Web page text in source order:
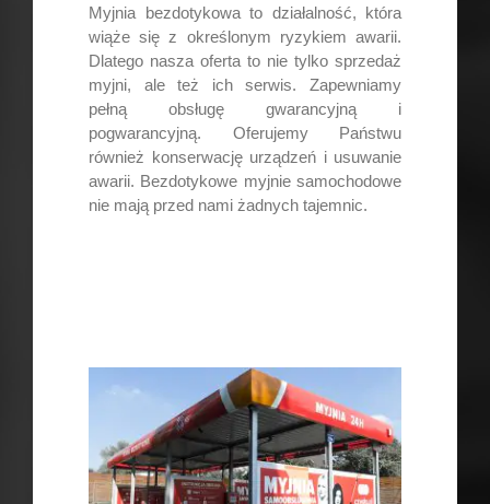
Myjnia bezdotykowa to działalność, która
wiąże się z określonym ryzykiem awarii.
Dlatego nasza oferta to nie tylko sprzedaż
myjni, ale też ich serwis. Zapewniamy
pełną obsługę gwarancyjną i
pogwarancyjną. Oferujemy Państwu
również konserwację urządzeń i usuwanie
awarii. Bezdotykowe myjnie samochodowe
nie mają przed nami żadnych tajemnic.